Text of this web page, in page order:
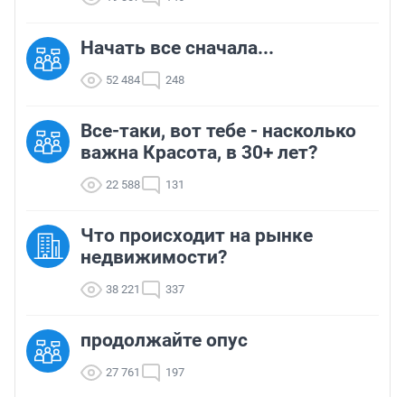
Начать все сначала...
52 484 248
Все-таки, вот тебе - насколько
важна Красота, в 30+ лет?
22 588 131
Что происходит на рынке
недвижимости?
38 221 337
продолжайте опус
27 761 197